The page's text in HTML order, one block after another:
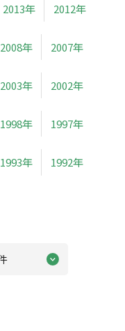
2013年 2012年
2008年 2007年
2003年 2002年
1998年 1997年
1993年 1992年